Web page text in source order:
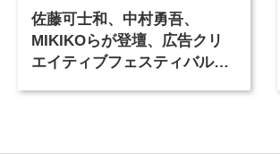
佐藤可士和、中村勇吾、
MIKIKOらが登壇、広告クリ
エイティブフェスティバル